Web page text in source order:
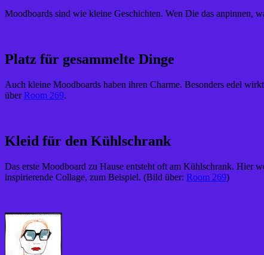
Moodboards sind wie kleine Geschichten. Wen Die das anpinnen,
Platz für gesammelte Dinge
Auch kleine Moodboards haben ihren Charme. Besonders edel
über Room 269.
Kleid für den Kühlschrank
Das erste Moodboard zu Hause entsteht oft am Kühlschrank. Hier
inspirierende Collage, zum Beispiel. (Bild über: Room 269)